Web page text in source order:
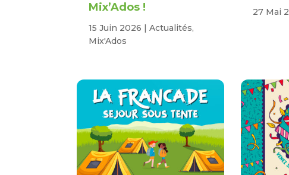
Mix’Ados !
15 Juin 2026 |Actualités,
Mix'Ados
27 Mai